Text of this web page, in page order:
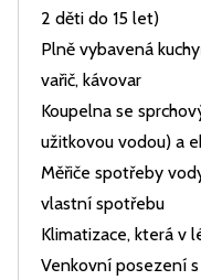
2 děti do 15 let)
Plně vybavená
vařič, kávovar
Koupelna se
užitkovou vodou) a
Měřiče spotřeby
vlastní spotřebu
Klimatizace, která v
Venkovní posezení